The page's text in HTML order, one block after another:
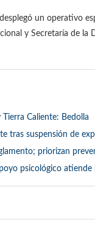
un operativo
y Secretaría de la
Caliente: Bedolla
tras suspensión de
priorizan
psicológico atiende